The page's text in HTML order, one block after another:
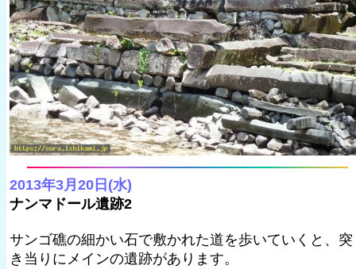
2013年3月20日(水)
ナンマドール遺跡2
サンゴ礁の細かい石で敷かれた道を歩いていくと、突
き当りにメインの遺跡があります。